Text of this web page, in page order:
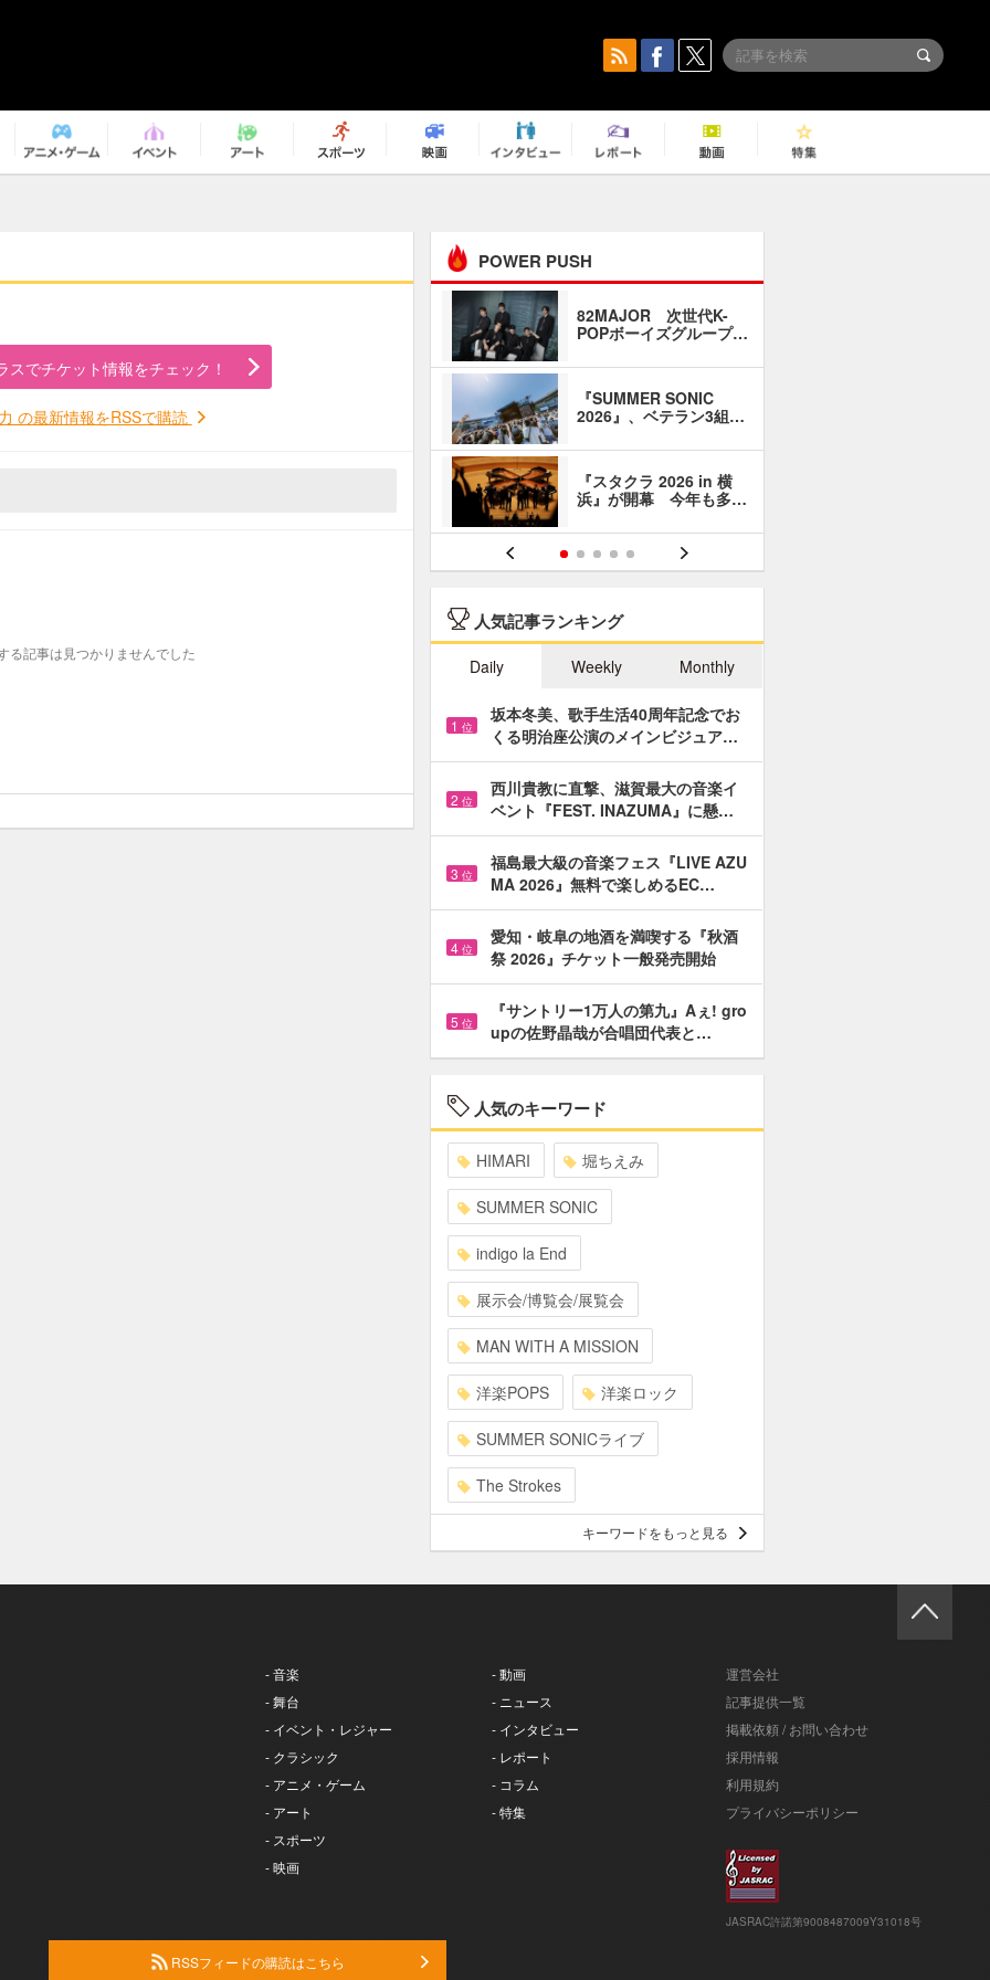
スでチケット情報をチェック！
の最新情報をRSSで購読
る記事は見つかりませんでした
POWER PUSH
82MAJOR 次世代K-
POPボーイズグループ…
『SUMMER SONIC
2026』、ベテラン3組…
『スタクラ 2026 in 横
浜』が開幕 今年も多…
人気記事ランキング
Daily Weekly Monthly
1 位
坂本冬美、歌手生活40周年記念でお
くる明治座公演のメインビジュア…
2 位
西川貴教に直撃、滋賀最大の音楽イ
ベント『FEST. INAZUMA』に懸…
3 位
福島最大級の音楽フェス『LIVE AZU
MA 2026』無料で楽しめるEC…
4 位
愛知・岐阜の地酒を満喫する『秋酒
祭 2026』チケット一般発売開始
5 位
『サントリー1万人の第九』Aぇ! gro
upの佐野晶哉が合唱団代表と…
人気のキーワード
HIMARI 堀ちえみ
SUMMER SONIC
indigo la End
展示会/博覧会/展覧会
MAN WITH A MISSION
洋楽POPS 洋楽ロック
SUMMER SONICライブ
The Strokes
キーワードをもっと見る
- 音楽
- 舞台
- イベント・レジャー
- クラシック
- アニメ・ゲーム
- アート
- スポーツ
- 映画
- 動画
- ニュース
- インタビュー
- レポート
- コラム
- 特集
運営会社
記事提供一覧
掲載依頼 / お問い合わせ
採用情報
利用規約
プライバシーポリシー
JASRAC許諾第9008487009Y31018号
RSSフィードの購読はこちら